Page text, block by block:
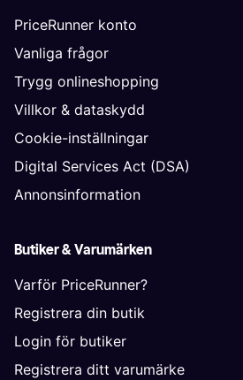
PriceRunner konto
Vanliga frågor
Trygg onlineshopping
Villkor & dataskydd
Cookie-inställningar
Digital Services Act (DSA)
Annonsinformation
Butiker & Varumärken
Varför PriceRunner?
Registrera din butik
Login för butiker
Registrera ditt varumärke